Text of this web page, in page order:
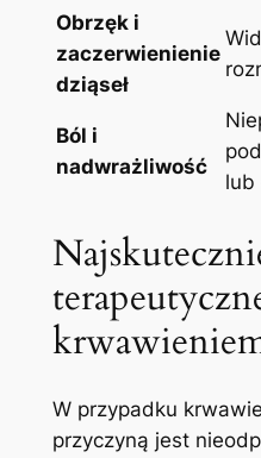
Obrzęk i
zaczerwienienie
dziąseł
Ból i
nadwrażliwość
lub
W przypadku
przyczyną jest